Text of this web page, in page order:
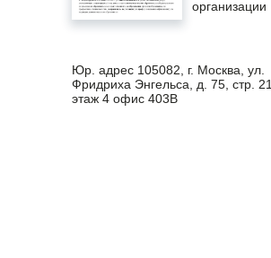
организации
Юр. адрес 105082, г. Москва, ул.
Фридриха Энгельса, д. 75, стр. 21,
этаж 4 офис 403В